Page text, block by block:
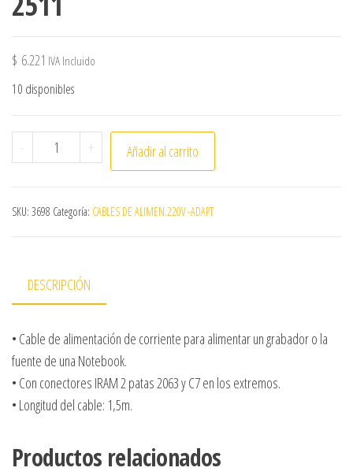
$ 6.221 IVA Incluido
10 disponibles
- Cable alim.220V,Tipo 8,1.5m 2511 cantidad
+ Añadir al carrito
SKU: 3698 Categoría: CABLES DE ALIMEN.220V -ADAPT
DESCRIPCIÓN
• Cable de alimentación de corriente para alimentar un grabador o la
fuente de una Notebook.
• Con conectores IRAM 2 patas 2063 y C7 en los extremos.
• Longitud del cable: 1,5m.
Productos relacionados